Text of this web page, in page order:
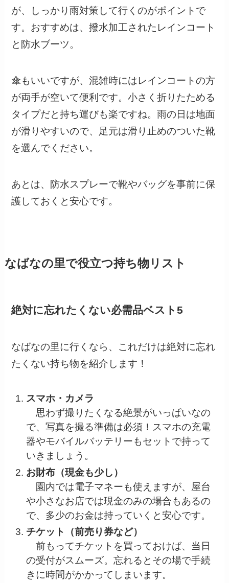
が、しっかり雨対策して行くのがポイントで
す。おすすめは、撥水加工されたレインコート
と防水ブーツ。
傘もいいですが、混雑時にはレインコートの方
が両手が空いて便利です。小さく折りたためる
タイプだと持ち運びも楽ですね。雨の日は地面
が滑りやすいので、足元は滑り止めのついた靴
を選んでください。
あとは、防水スプレーで靴やバッグを事前に保
護しておくと安心です。
なばなの里で役立つ持ち物リスト
絶対に忘れたくない必需品ベスト5
なばなの里に行くなら、これだけは絶対に忘れ
たくない持ち物を紹介します！
スマホ・カメラ
思わず撮りたくなる絶景がいっぱいなの
で、写真を撮る準備は必須！スマホの充電
器やモバイルバッテリーもセットで持って
いきましょう。
お財布（現金も少し）
園内では電子マネーも使えますが、屋台
や小さなお店では現金のみの場合もあるの
で、多少のお金は持っていくと安心です。
チケット（前売り券など）
前もってチケットを買っておけば、当日
の受付がスムーズ。忘れるとその場で手続
きに時間がかかってしまいます。